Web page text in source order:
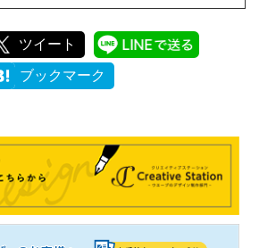
ツイート
ブックマーク